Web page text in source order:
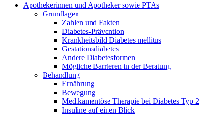
Apothekerinnen und Apotheker sowie PTAs
Grundlagen
Zahlen und Fakten
Diabetes-Prävention
Krankheitsbild Diabetes mellitus
Gestationsdiabetes
Andere Diabetesformen
Mögliche Barrieren in der Beratung
Behandlung
Ernährung
Bewegung
Medikamentöse Therapie bei Diabetes Typ 2
Insuline auf einen Blick